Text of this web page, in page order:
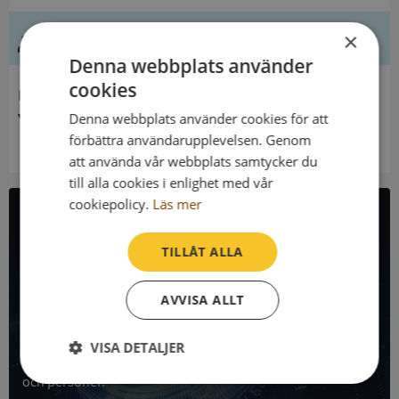
Innehavare
Ytterjärna Församling
All företagsdata i API
Få all denna företagsinformation i Syna API
Syna API är ett blixtsnabbt API där du kan hämta
registrerade företagsuppgifter, betalningsanmärkningar,
skatteuppgifter och mycket mer på alla Sveriges företag
och personer.
×
Denna webbplats använder
cookies
Denna webbplats använder cookies för att
förbättra användarupplevelsen. Genom
att använda vår webbplats samtycker du
till alla cookies i enlighet med vår
cookiepolicy. Läs mer
TILLÅT ALLA
AVVISA ALLT
VISA DETALJER
Strikt
Prestanda Inriktning